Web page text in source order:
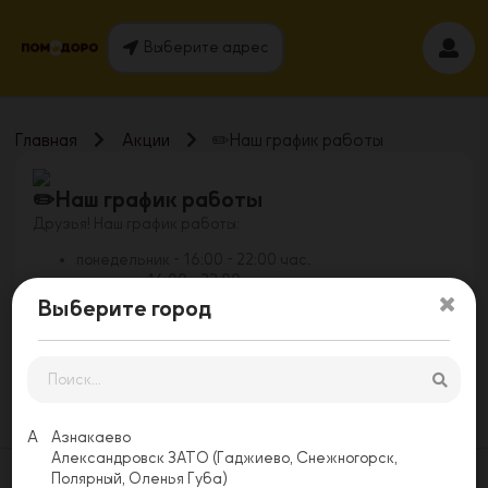
Выберите адрес
Главная Акции ✏️Наш график работы
✏️Наш график работы
вторник - 16:00 - 22:00 час.
среда - 16:00 - 22:00 час.
четверг - 16:00 - 22:00 час.
пятница - 16:00 - 22:00 час.
воскресенье - 12:00 - 22:00 час.
Выберите город
А
Азнакаево
Александровск ЗАТО (Гаджиево, Снежногорск,
Полярный, Оленья Губа)